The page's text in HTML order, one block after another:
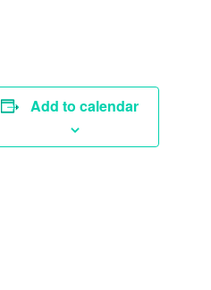
Add to calendar